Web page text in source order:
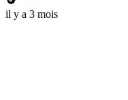
il y a 3 mois